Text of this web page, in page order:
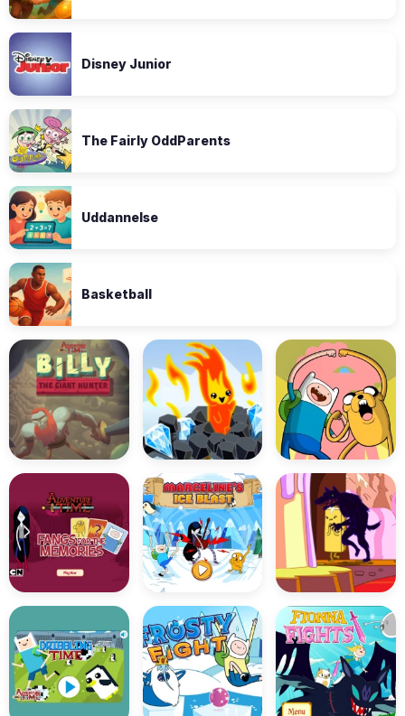
Disney Junior
The Fairly OddParents
Uddannelse
Basketball